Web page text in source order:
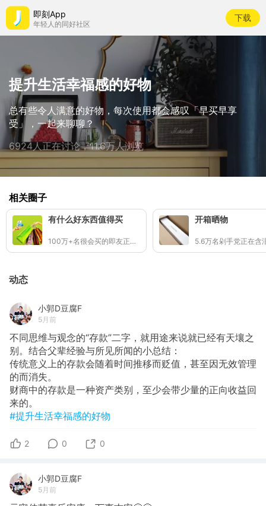
即刻App
年轻人的同好社区
下载
提升生活幸福感的好物
总有些令人满意的好物，每次使用都会感叹「早买早享
受」，一起来聊聊？
6924人正在讨论，11.6万人浏览
相关圈子
有什么好东西值得买
100万+名很会买的即友正在分享好东西🛒✨
开箱晒物
5.6万名剁手党正在含
动态
小郭D豆腐F
5月前
不同思维与观念的“存款”二字，就用途来说就已经有天壤之
别。结合父辈经验与所见所闻的小总结：
传统意义上的存款会随着时间推移而贬值，甚至因无效管理
的而消失。
财商中的存款是一种资产类别，至少会带少量的正向收益回
来的。
#提升生活幸福感的好物
2 0 0
小郭D豆腐F
5月前